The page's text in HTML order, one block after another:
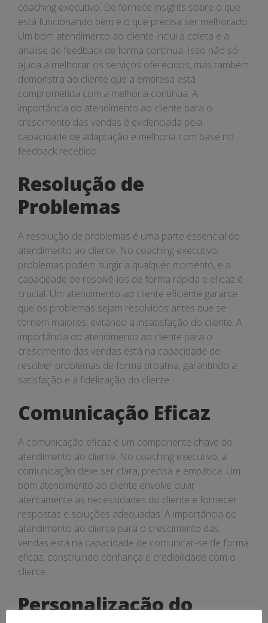
coaching executivo. Ele fornece insights sobre o que
está funcionando bem e o que precisa ser melhorado.
Um bom atendimento ao cliente inclui a coleta e a
análise de feedback de forma contínua. Isso não só
ajuda a melhorar os serviços oferecidos, mas também
demonstra ao cliente que a empresa está
comprometida com a melhoria contínua. A
importância do atendimento ao cliente para o
crescimento das vendas é evidenciada pela
capacidade de adaptação e melhoria com base no
feedback recebido.
Resolução de
Problemas
A resolução de problemas é uma parte essencial do
atendimento ao cliente. No coaching executivo,
problemas podem surgir a qualquer momento, e a
capacidade de resolvê-los de forma rápida e eficaz é
crucial. Um atendimento ao cliente eficiente garante
que os problemas sejam resolvidos antes que se
tornem maiores, evitando a insatisfação do cliente. A
importância do atendimento ao cliente para o
crescimento das vendas está na capacidade de
resolver problemas de forma proativa, garantindo a
satisfação e a fidelização do cliente.
Comunicação Eficaz
A comunicação eficaz é um componente chave do
atendimento ao cliente. No coaching executivo, a
comunicação deve ser clara, precisa e empática. Um
bom atendimento ao cliente envolve ouvir
atentamente as necessidades do cliente e fornecer
respostas e soluções adequadas. A importância do
atendimento ao cliente para o crescimento das
vendas está na capacidade de comunicar-se de forma
eficaz, construindo confiança e credibilidade com o
cliente.
Personalização do